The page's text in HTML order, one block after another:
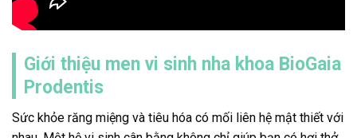
Giới thiệu men vi sinh nha khoa BioGaia
Prodentis
Sức khỏe răng miệng và tiêu hóa có mối liên hệ mật thiết với